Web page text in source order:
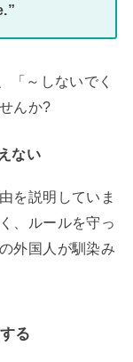
「～しないでく
んか?
ない
を説明していま
、ルールを守っ
外国人が馴染み
る